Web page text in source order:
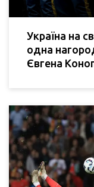
Україна на
одна
Євгена